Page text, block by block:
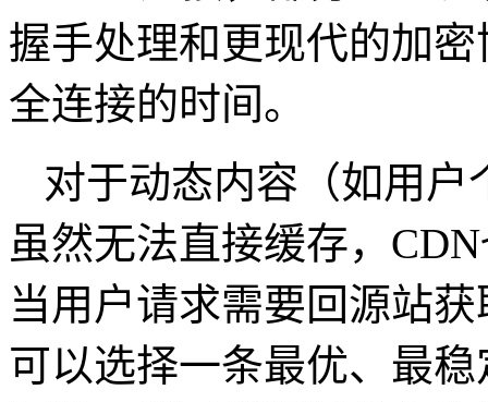
握手处理和更现代的加
全连接的时间。
对于动态内容（如用
虽然无法直接缓存， CDN
当用户请求需要回源站
可以选择一条最优、最